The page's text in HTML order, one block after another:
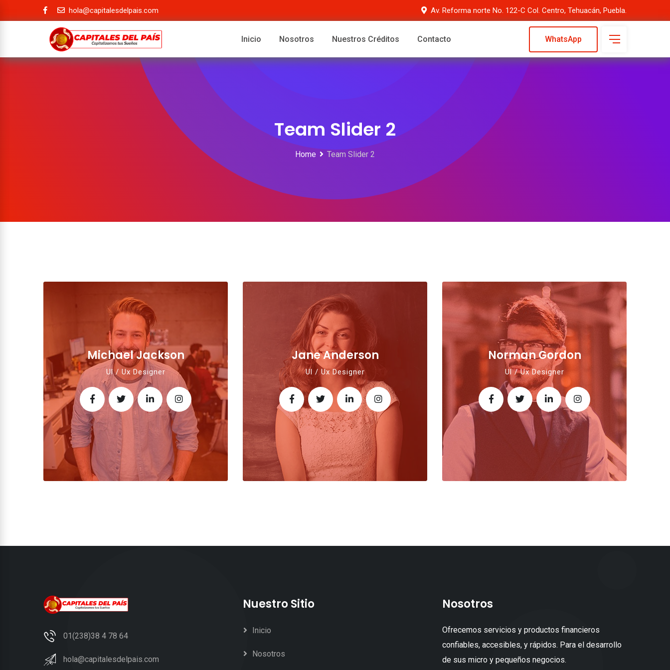
hola@capitalesdelpais.com Av. Reforma norte No. 122-C Col. Centro, Tehuacán, Puebla.
Inicio Nosotros Nuestros Créditos Contacto WhatsApp
Team Slider 2
Home Team Slider 2
Michael Jackson
Ul / Ux Designer
Jane Anderson
Ul / Ux Designer
Norman Gordon
Ul / Ux Designer
01(238)38 4 78 64
hola@capitalesdelpais.com
Nuestro Sitio
Inicio
Nosotros
Nosotros
Ofrecemos servicios y productos financieros
confiables, accesibles, y rápidos. Para el desarrollo
de sus micro y pequeños negocios.